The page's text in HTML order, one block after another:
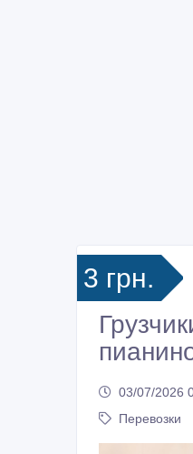
3 грн.
03/07/2026
Перевозки